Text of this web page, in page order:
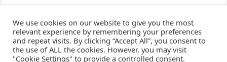
Hoe duur zijn Keukendeurtjes?
We use cookies on our website to give you the most
relevant experience by remembering your preferences
and repeat visits. By clicking “Accept All”, you consent to
the use of ALL the cookies. However, you may visit
"Cookie Settings" to provide a controlled consent.